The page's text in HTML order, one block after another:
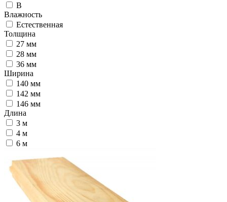
В
Влажность
Естественная
Толщина
27 мм
28 мм
36 мм
Ширина
140 мм
142 мм
146 мм
Длина
3 м
4 м
6 м